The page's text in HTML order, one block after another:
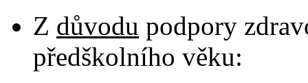
Z důvodu podpory
předškolního věku: